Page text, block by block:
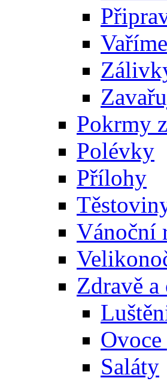
Pokrmy
Polévky
Přílohy
Vánoční
Zdravě a
Saláty